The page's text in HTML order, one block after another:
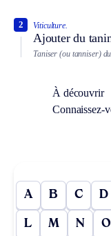
Viticulture.
Ajouter du
2
Taniser (ou tanniser)
À découvrir
Connaissez-
A B C D
L M N O